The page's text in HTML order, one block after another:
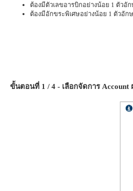
ต้องมีตัวเลขอารบิกอย่างน้อย 1 ตัวอัก
ต้องมีอักขระพิเศษอย่างน้อย 1 ตัวอัก
ขั้นตอนที่ 1 / 4 - เลือกจัดการ Account